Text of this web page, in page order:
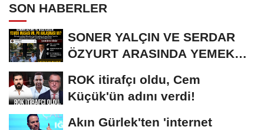
SON HABERLER
SONER YALÇIN VE SERDAR
ÖZYURT ARASINDA YEMEK
ROK itirafçı oldu, Cem
Küçük'ün adını verdi!
Akın Gürlek'ten 'internet